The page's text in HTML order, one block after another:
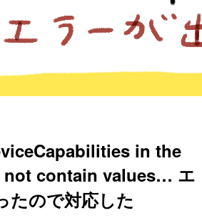
in the
contain values… エ
たので対応した